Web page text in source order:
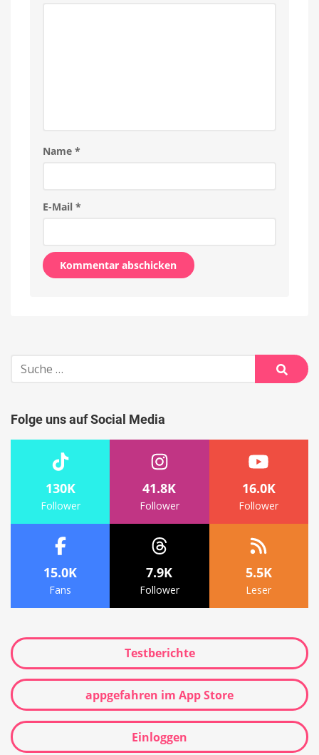
Name *
E-Mail *
Suche
nach:
Suche
Folge uns auf Social Media
130K
Follower
41.8K
Follower
16.0K
Follower
15.0K
Fans
7.9K
Follower
5.5K
Leser
Testberichte
appgefahren im App Store
Einloggen